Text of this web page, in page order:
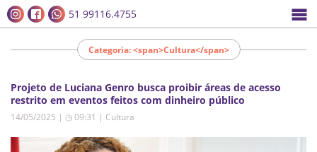
51 99116.4755
Categoria: <span>Cultura</span>
Projeto de Luciana Genro busca proibir áreas de acesso
restrito em eventos feitos com dinheiro público
14/05/2025 | ◷ 09:31 | Cultura